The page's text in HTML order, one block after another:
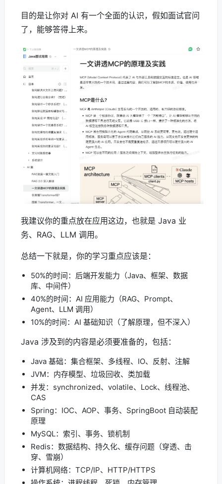
目的是让你对 AI 有一个全面的认识，假如面试官问
了，能够答得上来。
我建议你的重点放在应用这边，也就是 Java 业
务、RAG、LLM 调用。
总结一下就是，你的学习重点应该是：
50%的时间：后端开发能力（Java、框架、数据
库、中间件）
40%的时间：AI 应用能力（RAG、Prompt、
Agent、LLM 调用）
10%的时间：AI 基础知识（了解原理，但不深入）
Java 涉及到的内容是必须要准备的，包括：
Java 基础：集合框架、多线程、IO、反射、注解
JVM：内存模型、垃圾回收、类加载
并发：synchronized、volatile、Lock、线程池、
CAS
Spring：IOC、AOP、事务、SpringBoot 自动装配
原理
MySQL：索引、事务、锁机制
Redis：数据结构、持久化、缓存问题（穿透、击
穿、雪崩）
计算机网络：TCP/IP、HTTP/HTTPS